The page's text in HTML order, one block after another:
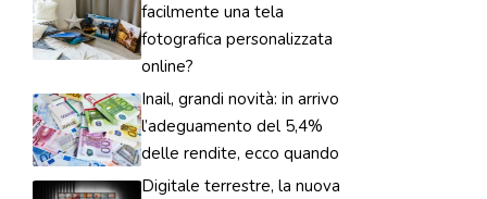
facilmente una tela
fotografica personalizzata
online?
Inail, grandi novità: in arrivo
l’adeguamento del 5,4%
delle rendite, ecco quando
Digitale terrestre, la nuova